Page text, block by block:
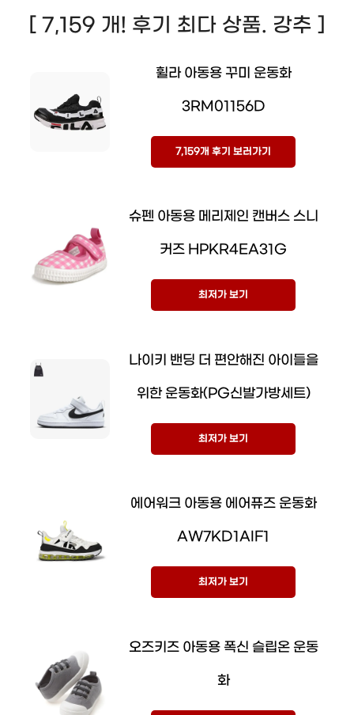
[ 7,159 개! 후기 최다 상품. 강추 ]
휠라 아동용 꾸미 운동화
3RM01156D
7,159개 후기 보러가기
슈펜 아동용 메리제인 캔버스 스니
커즈 HPKR4EA31G
최저가 보기
나이키 밴딩 더 편안해진 아이들을
위한 운동화(PG신발가방세트)
최저가 보기
에어워크 아동용 에어퓨즈 운동화
AW7KD1AIF1
최저가 보기
오즈키즈 아동용 폭신 슬립온 운동
화